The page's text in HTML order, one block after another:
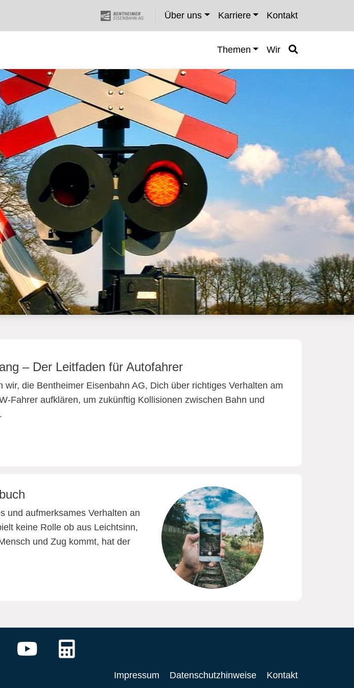
Über uns Karriere Kontakt
Themen Wir
– Der Leitfaden für Autofahrer
wir, die Bentheimer Eisenbahn AG, Dich über richtiges Verhalten am
Fahrer aufklären, um zukünftig Kollisionen zwischen Bahn und
und aufmerksames Verhalten an
keine Rolle ob aus Leichtsinn,
und Zug kommt, hat der
Impressum Datenschutzhinweise Kontakt